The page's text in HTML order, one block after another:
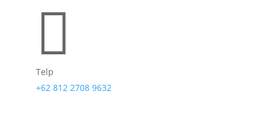

Telp
+62 812 2708 9632